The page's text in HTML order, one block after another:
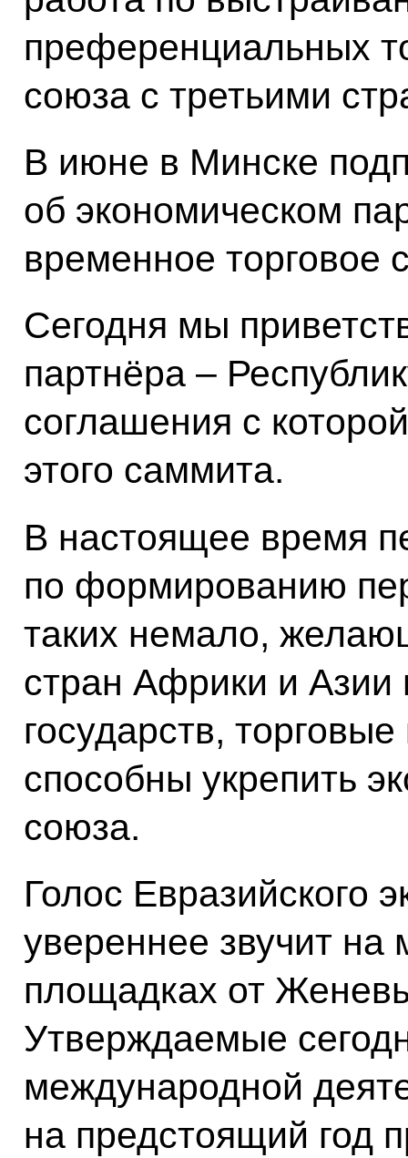
преференциальных
союза с третьими
В июне в Минске
об экономическом
временное торговое
Сегодня мы
партнёра –
соглашения с
этого саммита.
В настоящее время
по формированию
таких немало,
стран Африки и Азии
государств,
способны укрепить
союза.
Голос Евразийского
увереннее звучит
площадках от
Утверждаемые
международной
на предстоящий год